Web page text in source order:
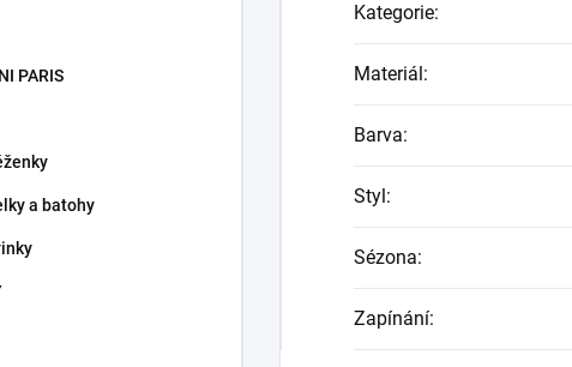
PARIS
a batohy
Kategorie:
Materiál :
Barva:
Styl :
Sézona:
Zapínání: